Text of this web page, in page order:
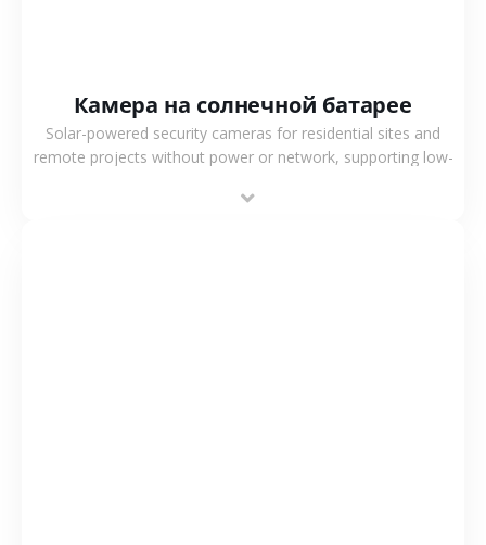
Камера на солнечной батарее
Solar-powered security cameras for residential sites and
remote projects without power or network, supporting low-
monitoring.